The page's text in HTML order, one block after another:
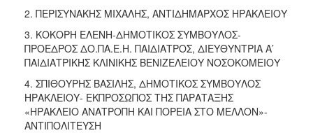
2. ΠΕΡΙΣΥΝΑΚΗΣ ΜΙΧΑΛΗΣ, ΑΝΤΙΔΗΜΑΡΧΟΣ ΗΡΑΚΛΕΙΟΥ
3. ΚΟΚΟΡΗ ΕΛΕΝΗ-ΔΗΜΟΤΙΚΟΣ ΣΥΜΒΟΥΛΟΣ-
ΠΡΟΕΔΡΟΣ ΔΟ.ΠΑ.Ε.Η. ΠΑΙΔΙΑΤΡΟΣ, ΔΙΕΥΘΥΝΤΡΙΑ Α’
ΠΑΙΔΙΑΤΡΙΚΗΣ ΚΛΙΝΙΚΗΣ ΒΕΝΙΖΕΛΕΙΟΥ ΝΟΣΟΚΟΜΕΙΟΥ
4. ΣΠΙΘΟΥΡΗΣ ΒΑΣΙΛΗΣ, ΔΗΜΟΤΙΚΟΣ ΣΥΜΒΟΥΛΟΣ
ΗΡΑΚΛΕΙΟΥ- ΕΚΠΡΟΣΩΠΟΣ ΤΗΣ ΠΑΡΑΤΑΞΗΣ
«ΗΡΑΚΛΕΙΟ ΑΝΑΤΡΟΠΗ ΚΑΙ ΠΟΡΕΙΑ ΣΤΟ ΜΕΛΛΟΝ»-
ΑΝΤΙΠΟΛΙΤΕΥΣΗ